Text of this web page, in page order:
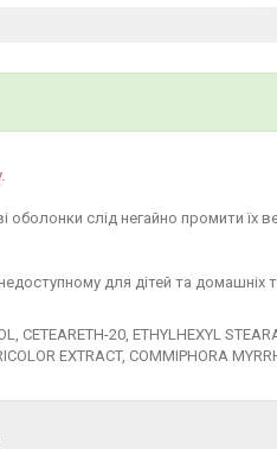
.
слід негайно промити їх
для дітей та домашніх
20, ETHYLHEXYL
EXTRACT, COMMIPHORA